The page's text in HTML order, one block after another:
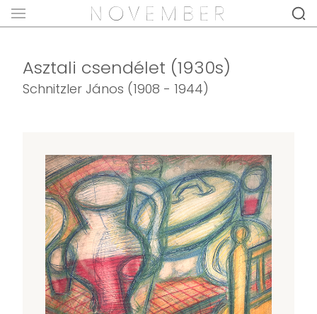
Asztali csendélet (1930s)
Schnitzler János (1908 - 1944)